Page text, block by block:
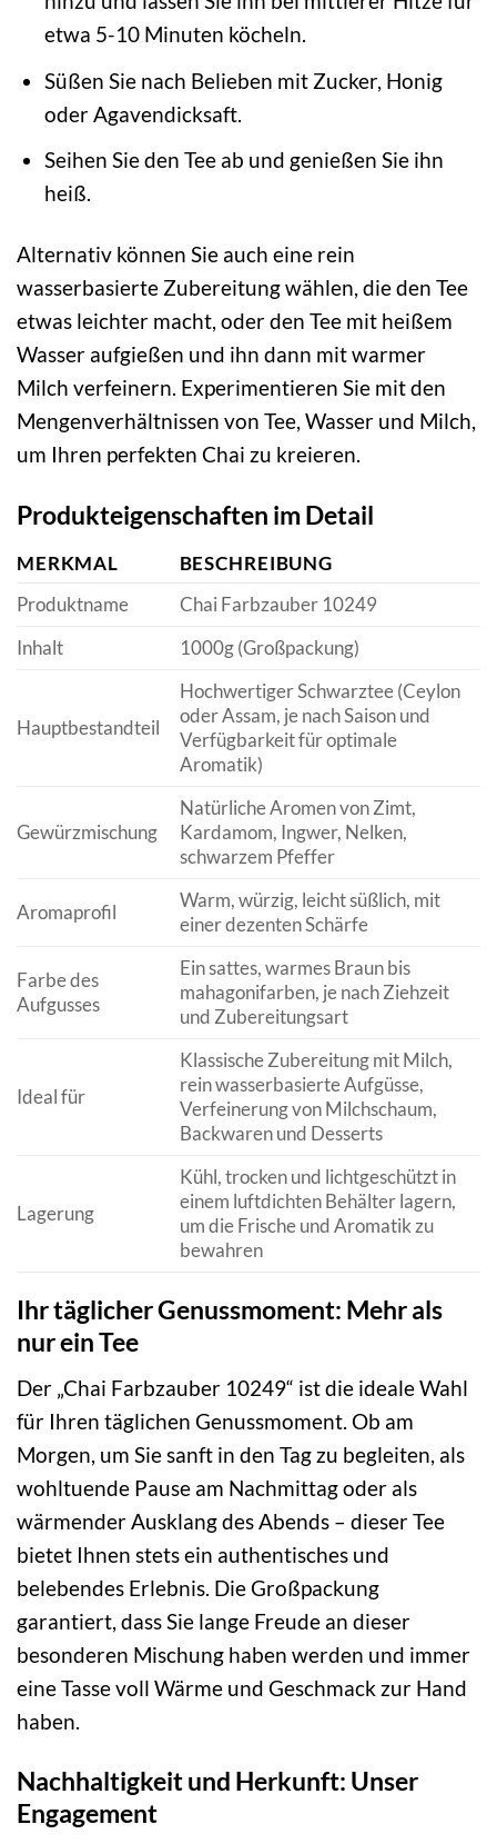
etwa 5-10 Minuten köcheln.
Süßen Sie nach Belieben mit Zucker, Honig
oder Agavendicksaft.
Seihen Sie den Tee ab und genießen Sie ihn
heiß.
Alternativ können Sie auch eine rein
wasserbasierte Zubereitung wählen, die den Tee
etwas leichter macht, oder den Tee mit heißem
Wasser aufgießen und ihn dann mit warmer
Milch verfeinern. Experimentieren Sie mit den
Mengenverhältnissen von Tee, Wasser und Milch,
um Ihren perfekten Chai zu kreieren.
Produkteigenschaften im Detail
MERKMAL
BESCHREIBUNG
Produktname
Chai Farbzauber 10249
Inhalt
1000g (Großpackung)
Hauptbestandteil
Hochwertiger Schwarztee (Ceylon
oder Assam, je nach Saison und
Verfügbarkeit für optimale
Aromatik)
Gewürzmischung
Natürliche Aromen von Zimt,
Kardamom, Ingwer, Nelken,
schwarzem Pfeffer
Aromaprofil
Warm, würzig, leicht süßlich, mit
einer dezenten Schärfe
Farbe des
Aufgusses
Ein sattes, warmes Braun bis
mahagonifarben, je nach Ziehzeit
und Zubereitungsart
Ideal für
Klassische Zubereitung mit Milch,
rein wasserbasierte Aufgüsse,
Verfeinerung von Milchschaum,
Backwaren und Desserts
Lagerung
Kühl, trocken und lichtgeschützt in
einem luftdichten Behälter lagern,
um die Frische und Aromatik zu
bewahren
Ihr täglicher Genussmoment: Mehr als
nur ein Tee
Der „Chai Farbzauber 10249“ ist die ideale Wahl
für Ihren täglichen Genussmoment. Ob am
Morgen, um Sie sanft in den Tag zu begleiten, als
wohltuende Pause am Nachmittag oder als
wärmender Ausklang des Abends – dieser Tee
bietet Ihnen stets ein authentisches und
belebendes Erlebnis. Die Großpackung
garantiert, dass Sie lange Freude an dieser
besonderen Mischung haben werden und immer
eine Tasse voll Wärme und Geschmack zur Hand
haben.
Nachhaltigkeit und Herkunft: Unser
Engagement